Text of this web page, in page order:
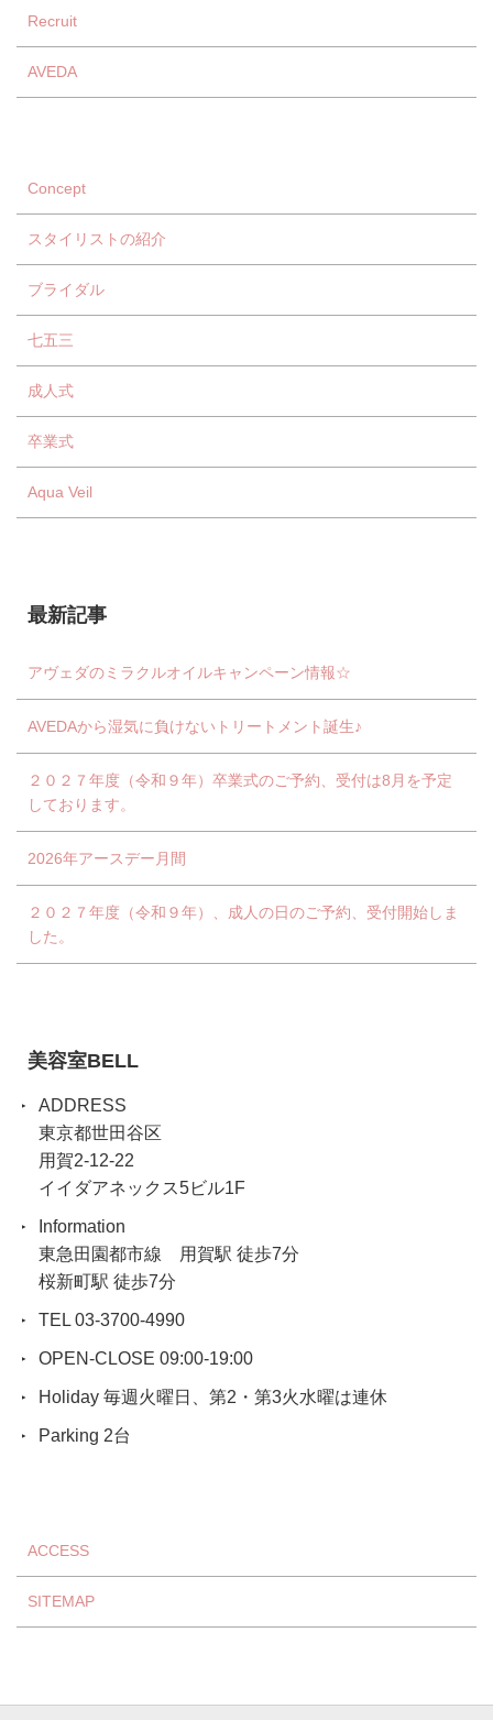
Recruit
AVEDA
Concept
スタイリストの紹介
ブライダル
七五三
成人式
卒業式
Aqua Veil
最新記事
アヴェダのミラクルオイルキャンペーン情報☆
AVEDAから湿気に負けないトリートメント誕生♪
２０２７年度（令和９年）卒業式のご予約、受付は8月を予定
しております。
2026年アースデー月間
２０２７年度（令和９年）、成人の日のご予約、受付開始しま
した。
美容室BELL
ADDRESS
東京都世田谷区
用賀2-12-22
イイダアネックス5ビル1F
Information
東急田園都市線 用賀駅 徒歩7分
桜新町駅 徒歩7分
TEL 03-3700-4990
OPEN-CLOSE 09:00-19:00
Holiday 毎週火曜日、第2・第3火水曜は連休
Parking 2台
ACCESS
SITEMAP